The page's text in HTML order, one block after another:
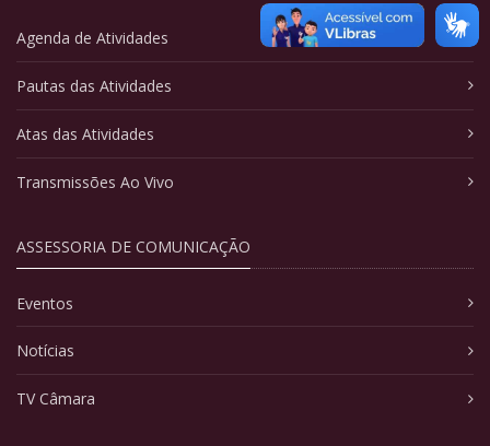
Agenda de Atividades
Pautas das Atividades
Atas das Atividades
Transmissões Ao Vivo
ASSESSORIA DE COMUNICAÇÃO
Eventos
Notícias
TV Câmara